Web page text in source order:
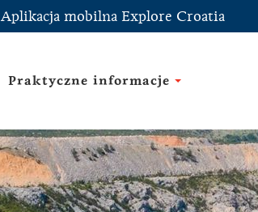
Aplikacja mobilna Explore Croatia
Praktyczne informacje